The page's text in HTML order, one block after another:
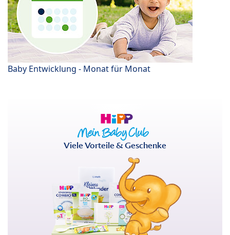
Baby Entwicklung - Monat für Monat
Viele Vorteile & Geschenke